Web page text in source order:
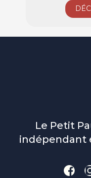
Le Petit
indépendant